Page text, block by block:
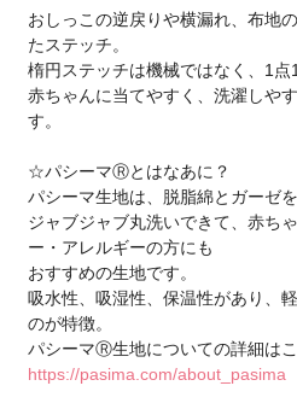
おしっこの逆戻りや横漏れ、布地
たステッチ。
楕円ステッチは機械ではなく、1点
赤ちゃんに当てやすく、洗濯しや
す。
☆パシーマⓇとはなあに？
パシーマ生地は、脱脂綿とガーゼを
ジャブジャブ丸洗いできて、赤ち
ー・アレルギーの方にも
おすすめの生地です。
吸水性、吸湿性、保温性があり、
のが特徴。
パシーマⓇ生地についての詳細は
https://pasima.com/about_pasima